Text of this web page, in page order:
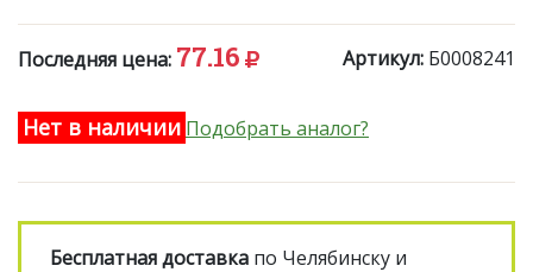
Последняя цена: 77.16 Артикул: Б0008241
Нет в наличии Подобрать аналог?
Бесплатная доставка по Челябинску и